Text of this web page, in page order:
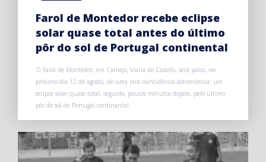
Farol de Montedor recebe eclipse
solar quase total antes do último
pôr do sol de Portugal continental
O Farol de Montedor, em Carreço, Viana do Castelo, será palco, no
próximo dia 12 de agosto, de uma rara coincidência astronómica: um
eclipse solar quase total, seguido, poucos minutos depois, pelo último
pôr do sol de Portugal continental.